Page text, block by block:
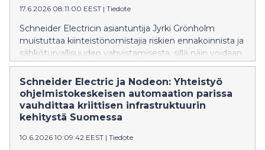
17.6.2026 08:11:00 EEST | Tiedote
Schneider Electricin asiantuntija Jyrki Grönholm
muistuttaa kiinteistönomistajia riskien ennakoinnista ja
sähköturvallisuuden vahvistamisesta, sillä näin voidaan
ehkäistä tulipalon syttyminen. Ennakoivat toimet
voivat pelastaa merkittäviltä tappioilta.
Schneider Electric ja Nodeon: Yhteistyö
ohjelmistokeskeisen automaation parissa
vauhdittaa kriittisen infrastruktuurin
kehitystä Suomessa
10.6.2026 10:09:42 EEST | Tiedote